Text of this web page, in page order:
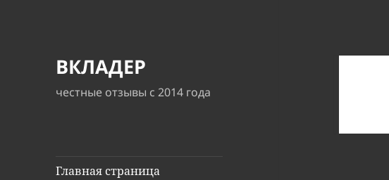
ВКЛАДЕР
честные отзывы с 2014 года
Главная страница